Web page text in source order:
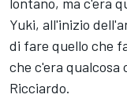
Yuki, all'inizio
di fare quello che
che c'era qualcosa
Ricciardo.